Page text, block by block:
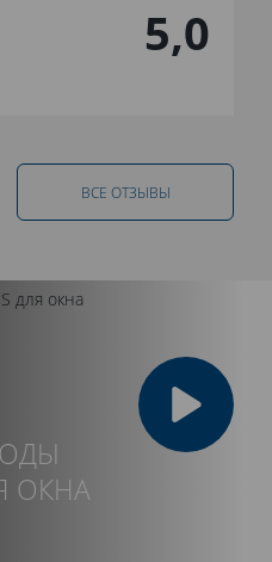
5,0
ВСЕ ОТЗЫВЫ
ОКНА